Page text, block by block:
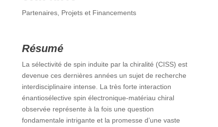
Partenaires, Projets et Financements
Résumé
La sélectivité de spin induite par la chiralité (CISS) est
devenue ces dernières années un sujet de recherche
interdisciplinaire intense. La très forte interaction
énantiosélective spin électronique-matériau chiral
observée représente à la fois une question
fondamentale intrigante et la promesse d’une vaste